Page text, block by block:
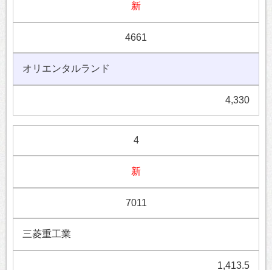
新
4661
オリエンタルランド
4,330
4
新
7011
三菱重工業
1,413.5